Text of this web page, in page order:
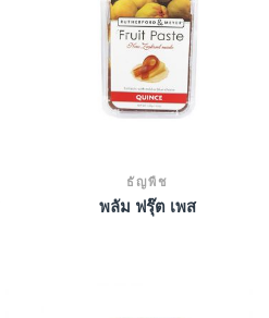
ธัญพืช
พลัม ฟรุ๊ต เพส